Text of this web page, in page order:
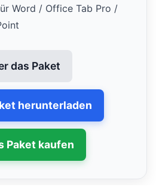
Word / Office Tab Pro /
das Paket
herunterladen
Paket kaufen